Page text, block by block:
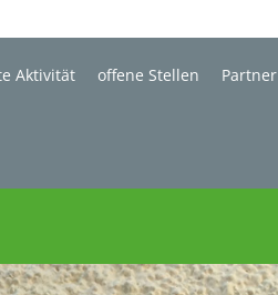
Aktivität offene Stellen Partner